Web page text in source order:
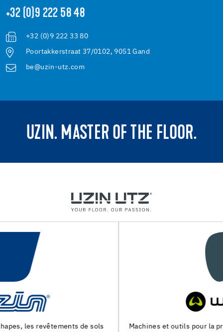
+32 (0)9 222 58 48
+32 (0)9 222 33 80
Poortakkerstraat 37/0102, 9051 Gand
be@uzin-utz.com
UZIN. MASTER OF THE FLOOR.
Machines et outils pour la preparation du support et la pose